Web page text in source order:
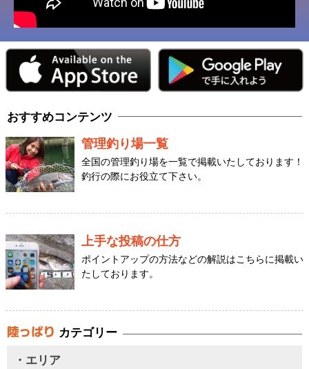
おすすめコンテンツ
管理釣り場一覧
全国の管理釣り場を一覧で掲載いたしております！
釣行の際にお役立て下さい。
上手な投稿の仕方
ポイントアップの方法などの解説はこちらに掲載い
たしております。
カテゴリー
・エリア